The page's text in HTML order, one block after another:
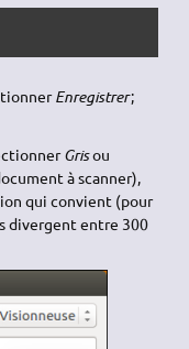
Enregistrer;
Grisou
à scanner),
qui convient (pour
divergent entre 300